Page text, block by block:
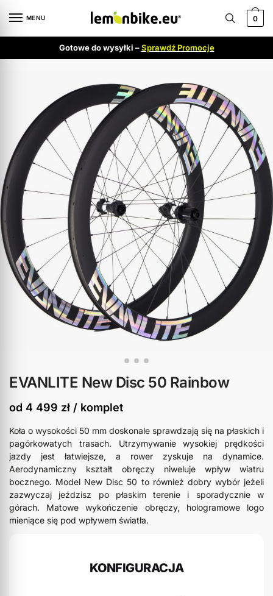
MENU 0
Gotowe do wysyłki –Sprawdź Promocje
EVANLITE New Disc 50 Rainbow
od 4 499 zł / komplet
Koła o wysokości 50 mm doskonale sprawdzają się na płaskich i
pagórkowatych trasach. Utrzymywanie wysokiej prędkości
jazdy jest łatwiejsze, a rower zyskuje na dynamice.
Aerodynamiczny kształt obręczy niweluje wpływ wiatru
bocznego. Model New Disc 50 to również dobry wybór jeżeli
zazwyczaj jeździsz po płaskim terenie i sporadycznie w
górach. Matowe wykończenie obręczy, hologramowe logo
mieniące się pod wpływem światła.
KONFIGURACJA